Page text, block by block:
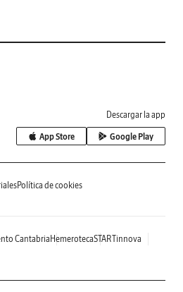
Descargar la app
App Store Google Play
Política de cookies
CantabriaHemerotecaSTARTinnova